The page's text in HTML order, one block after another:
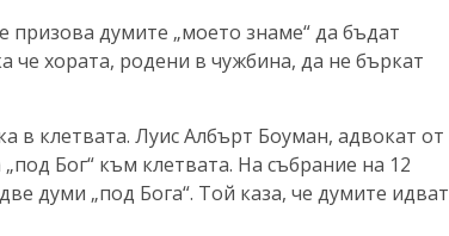
думите „моето знаме“ да бъдат
хората, родени в чужбина, да не бъркат
в клетвата. Луис Албърт Боуман, адвокат от
Бог“ към клетвата. На събрание на 12
думи „под Бога“. Той каза, че думите идват